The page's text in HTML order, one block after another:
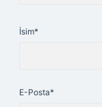
İsim*
E-Posta*